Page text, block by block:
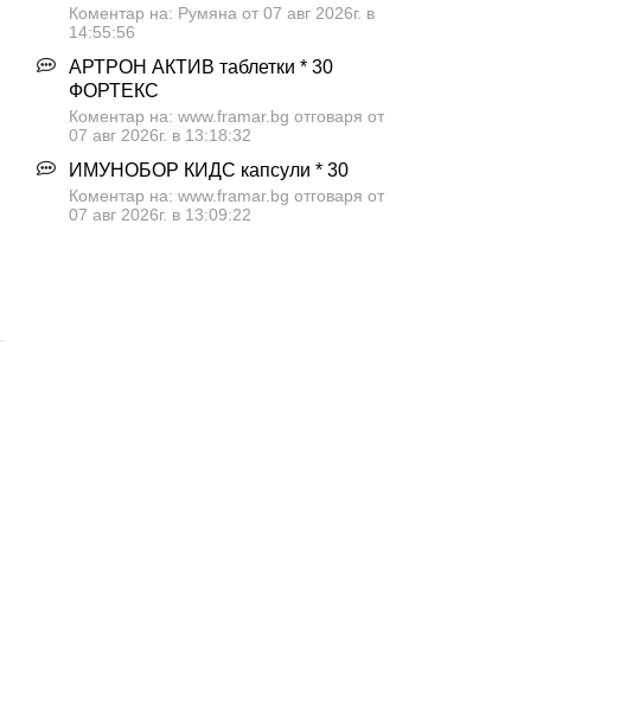
Коментар на: Румяна от 07 авг 2026г. в
14:55:56
АРТРОН АКТИВ таблетки * 30
ФОРТЕКС
Коментар на: www.framar.bg отговаря от
07 авг 2026г. в 13:18:32
ИМУНОБОР КИДС капсули * 30
Коментар на: www.framar.bg отговаря от
07 авг 2026г. в 13:09:22